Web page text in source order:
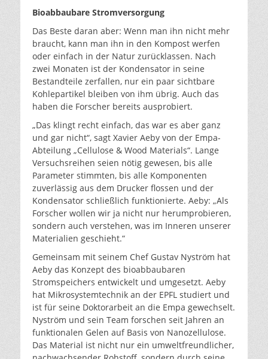
Bioabbaubare Stromversorgung
Das Beste daran aber: Wenn man ihn nicht mehr
braucht, kann man ihn in den Kompost werfen
oder einfach in der Natur zurücklassen. Nach
zwei Monaten ist der Kondensator in seine
Bestandteile zerfallen, nur ein paar sichtbare
Kohlepartikel bleiben von ihm übrig. Auch das
haben die Forscher bereits ausprobiert.
„Das klingt recht einfach, das war es aber ganz
und gar nicht“, sagt Xavier Aeby von der Empa-
Abteilung „Cellulose & Wood Materials“. Lange
Versuchsreihen seien nötig gewesen, bis alle
Parameter stimmten, bis alle Komponenten
zuverlässig aus dem Drucker flossen und der
Kondensator schließlich funktionierte. Aeby: „Als
Forscher wollen wir ja nicht nur herumprobieren,
sondern auch verstehen, was im Inneren unserer
Materialien geschieht.“
Gemeinsam mit seinem Chef Gustav Nyström hat
Aeby das Konzept des bioabbaubaren
Stromspeichers entwickelt und umgesetzt. Aeby
hat Mikrosystemtechnik an der EPFL studiert und
ist für seine Doktorarbeit an die Empa gewechselt.
Nyström und sein Team forschen seit Jahren an
funktionalen Gelen auf Basis von Nanozellulose.
Das Material ist nicht nur ein umweltfreundlicher,